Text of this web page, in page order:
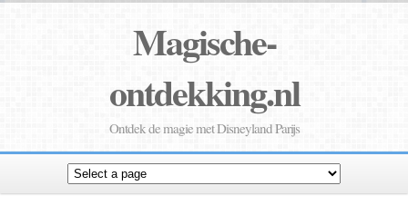
Magische-
ontdekking.nl
Ontdek de magie met Disneyland Parijs